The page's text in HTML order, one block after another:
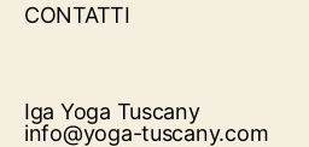
CONTATTI
Iga Yoga Tuscany
info@yoga-tuscany.com